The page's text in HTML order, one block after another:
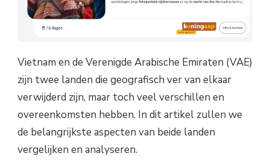
Vietnam en de Verenigde Arabische Emiraten (VAE)
zijn twee landen die geografisch ver van elkaar
verwijderd zijn, maar toch veel verschillen en
overeenkomsten hebben. In dit artikel zullen we
de belangrijkste aspecten van beide landen
vergelijken en analyseren.